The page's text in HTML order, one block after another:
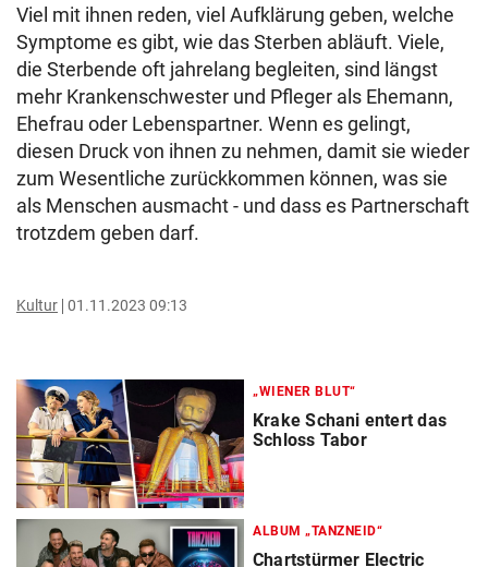
Viel mit ihnen reden, viel Aufklärung geben, welche
Symptome es gibt, wie das Sterben abläuft. Viele,
die Sterbende oft jahrelang begleiten, sind längst
mehr Krankenschwester und Pfleger als Ehemann,
Ehefrau oder Lebenspartner. Wenn es gelingt,
diesen Druck von ihnen zu nehmen, damit sie wieder
zum Wesentliche zurückkommen können, was sie
als Menschen ausmacht - und dass es Partnerschaft
trotzdem geben darf.
Kultur 01.11.2023 09:13
„WIENER BLUT“
Krake Schani entert das
Schloss Tabor
ALBUM „TANZNEID“
Chartstürmer Electric